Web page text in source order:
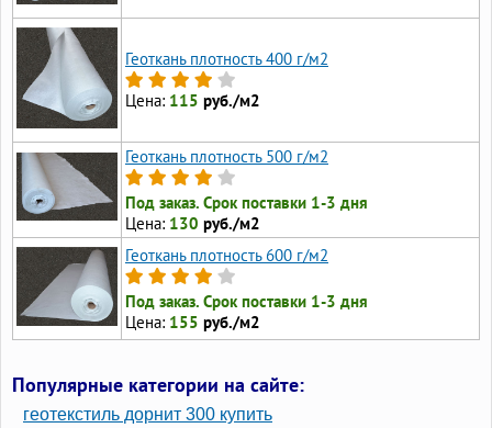
Геоткань плотность 400 г/м2
Цена: 115 руб./м2
Геоткань плотность 500 г/м2
Под заказ. Срок поставки 1-3 дня
Цена: 130 руб./м2
Геоткань плотность 600 г/м2
Под заказ. Срок поставки 1-3 дня
Цена: 155 руб./м2
Популярные категории на сайте:
геотекстиль дорнит 300 купить